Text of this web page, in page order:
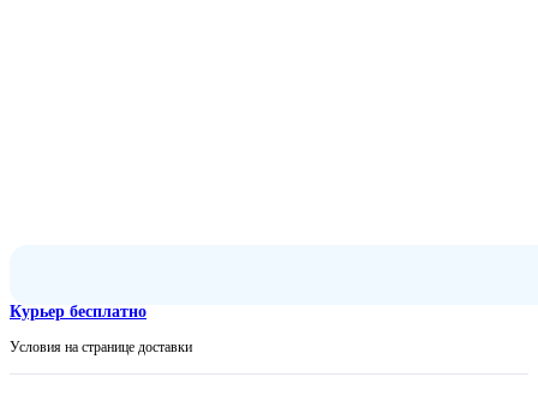
Курьер бесплатно
Условия на странице доставки